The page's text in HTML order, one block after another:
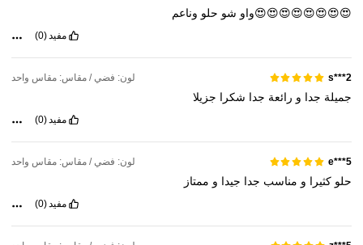
4.91 2.7K متابعون
شو حلو وناعم
مفيد (0)
s***2 لون: فضي / مقاس: مقاس واحد
جميلة جدا و رائعة جدا شكرا جزيلا
مفيد (0)
e***5 لون: فضي / مقاس: مقاس واحد
حلوكثيرا و مناسب جدا جيدا و ممتاز
مفيد(0)